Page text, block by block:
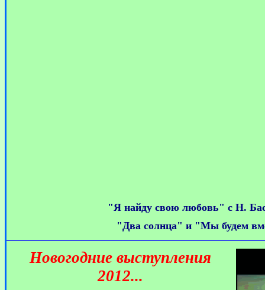
"Я найду свою любовь" с Н.
"Два солнца" и "Мы будем
Новогодние выступления
2012...